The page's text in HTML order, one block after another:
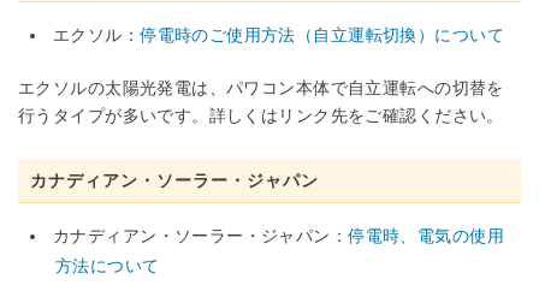
エクソル：停電時のご使用方法（自立運転切換）について
エクソルの太陽光発電は、パワコン本体で自立運転への切替を
行うタイプが多いです。詳しくはリンク先をご確認ください。
カナディアン・ソーラー・ジャパン
カナディアン・ソーラー・ジャパン：停電時、電気の使用
方法について